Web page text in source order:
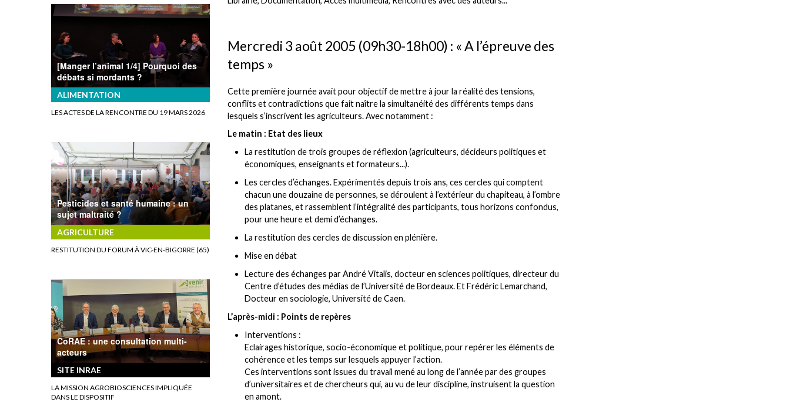
Mercredi 3 août 2005 (09h30-18h00) : « A l’épreuve des
temps »
Cette première journée avait pour objectif de mettre à jour la réalité des tensions,
conflits et contradictions que fait naître la simultanéité des différents temps dans
lesquels s’inscrivent les agriculteurs. Avec notamment :
Le matin : Etat des lieux
La restitution de trois groupes de réflexion (agriculteurs, décideurs politiques et
économiques, enseignants et formateurs...).
Les cercles d’échanges. Expérimentés depuis trois ans, ces cercles qui comptent
chacun une douzaine de personnes, se déroulent à l’extérieur du chapiteau, à l’ombre
des platanes, et rassemblent l’intégralité des participants, tous horizons confondus,
pour une heure et demi d’échanges.
La restitution des cercles de discussion en plénière.
Mise en débat
Lecture des échanges par André Vitalis, docteur en sciences politiques, directeur du
Centre d’études des médias de l’Université de Bordeaux. Et Frédéric Lemarchand,
Docteur en sociologie, Université de Caen.
L’après-midi : Points de repères
Interventions :
Eclairages historique, socio-économique et politique, pour repérer les éléments de
cohérence et les temps sur lesquels appuyer l’action.
Ces interventions sont issues du travail mené au long de l’année par des groupes
d’universitaires et de chercheurs qui, au vu de leur discipline, instruisent la question
en amont.
[Manger l’animal 1/4] Pourquoi des
débats si mordants ?
ALIMENTATION
LES ACTES DE LA RENCONTRE DU 19 MARS 2026
Pesticides et santé humaine : un
sujet maltraité ?
AGRICULTURE
RESTITUTION DU FORUM À VIC-EN-BIGORRE (65)
CoRAE : une consultation multi-
acteurs
SITE INRAE
LA MISSION AGROBIOSCIENCES IMPLIQUÉE
DANS LE DISPOSITIF